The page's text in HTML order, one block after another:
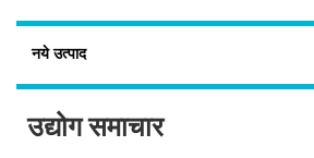
नये उत्पाद
उद्योग समाचार